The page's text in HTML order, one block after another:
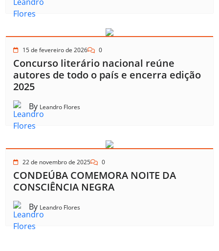
15 de fevereiro de 2026 0
Concurso literário nacional reúne
autores de todo o país e encerra edição
2025
By Leandro Flores
22 de novembro de 2025 0
CONDEÚBA COMEMORA NOITE DA
CONSCIÊNCIA NEGRA
By Leandro Flores